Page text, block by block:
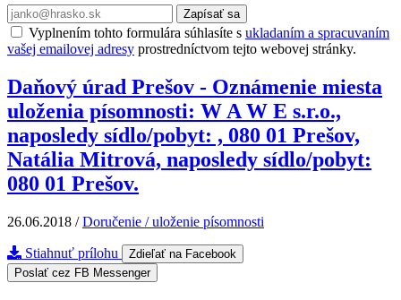
Zapísať sa
Vyplnením tohto formulára súhlasíte s ukladaním a spracuvaním
vašej emailovej adresy prostredníctvom tejto webovej stránky.
Daňový úrad Prešov - Oznámenie miesta
uloženia písomnosti: W A W E s.r.o.,
naposledy sídlo/pobyt: , 080 01 Prešov,
Natália Mitrová, naposledy sídlo/pobyt:
080 01 Prešov.
26.06.2018 /Doručenie / uloženie písomnosti
Stiahnuť prílohu
Zdieľať na Facebook
Poslať cez FB Messenger